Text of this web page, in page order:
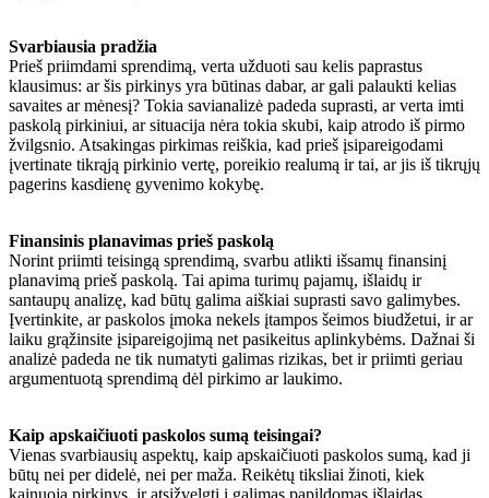
Svarbiausia pradžia
Prieš priimdami sprendimą, verta užduoti sau kelis paprastus
klausimus: ar šis pirkinys yra būtinas dabar, ar gali palaukti kelias
savaites ar mėnesį? Tokia savianalizė padeda suprasti, ar verta imti
paskolą pirkiniui, ar situacija nėra tokia skubi, kaip atrodo iš pirmo
žvilgsnio. Atsakingas pirkimas reiškia, kad prieš įsipareigodami
įvertinate tikrąją pirkinio vertę, poreikio realumą ir tai, ar jis iš tikrųjų
pagerins kasdienę gyvenimo kokybę.
Finansinis planavimas prieš paskolą
Norint priimti teisingą sprendimą, svarbu atlikti išsamų finansinį
planavimą prieš paskolą. Tai apima turimų pajamų, išlaidų ir
santaupų analizę, kad būtų galima aiškiai suprasti savo galimybes.
Įvertinkite, ar paskolos įmoka nekels įtampos šeimos biudžetui, ir ar
laiku grąžinsite įsipareigojimą net pasikeitus aplinkybėms. Dažnai ši
analizė padeda ne tik numatyti galimas rizikas, bet ir priimti geriau
argumentuotą sprendimą dėl pirkimo ar laukimo.
Kaip apskaičiuoti paskolos sumą teisingai?
Vienas svarbiausių aspektų, kaip apskaičiuoti paskolos sumą, kad ji
būtų nei per didelė, nei per maža. Reikėtų tiksliai žinoti, kiek
kainuoja pirkinys, ir atsižvelgti į galimas papildomas išlaidas.